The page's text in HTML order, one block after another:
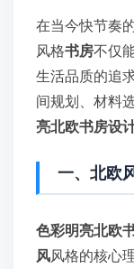
在当今快节奏
风格书房不仅
生活品质的追
间规划、材料
亮北欧书房设
一、北欧
色彩明亮北欧
风风格的核心理